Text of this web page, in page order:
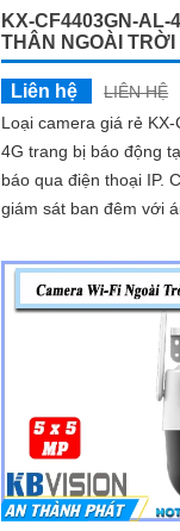
KX-CF4403GN-AL-
THÂN NGOÀI TRỜI
Liên hệ
LIÊN HỆ
Loại camera giá rẻ
4G trang bị báo động
báo qua điện thoại IP. Có khả năng
giám sát ban đêm với